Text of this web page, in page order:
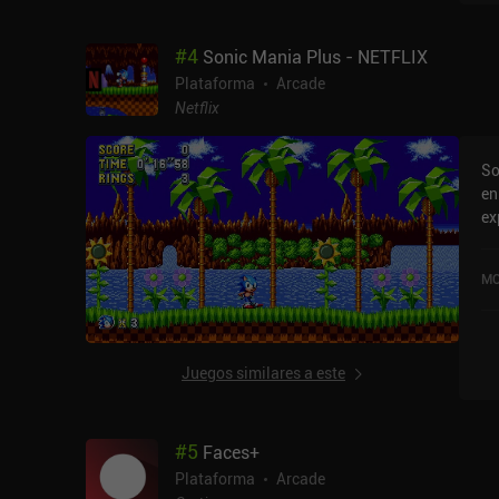
el
#4 Sonic Mania Plus - NETFLIX
Plataforma
Arcade
Netflix
Juegos similares a este
#5 Faces+
Plataforma
Arcade